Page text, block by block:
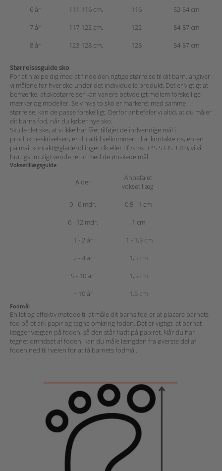
6 år
111-116 cm. 116
52-54 cm.
7 år
117-122 cm. 122
54-57 cm.
8 år
123-128 cm. 128 54-57 cm.
Størrelsesguide sko
For at hjælpe dig med at finde den rigtige størrelse til dit barn, angiver
vi målene for hver sko under det individuelle produkt. Det er vigtigt at
bemærke, at skostørrelser kan variere betydeligt mellem forskellige
mærker og modeller. Selv hvis to sko er markeret med samme
størrelse, kan de passe forskelligt. Derfor anbefaler vi altid, at du måler
dit barns fod, når du køber nye sko.
Skulle det ske, at vi ikke har fået tilføjet de indvendige mål i
produktbeskrivelsen, er du altid velkommen til at kontakte os, enten
på mail kontakt@gladerollinger.dk eller tlf./sms: +45 5335 3310, vi vil
hurtigst muligt vende retur med de ønskede mål.
Voksetillægsguide
Alder
Anbefalet
voksetillæg
0 - 6 mdr.
0,5 - 1 cm
6 - 12 mdr.
1 cm
1 - 2 år
1 - 1,3 cm
2 - 4 år
1,5 cm
5 - 10 år
1,5 cm
+ 10 år
1,5 cm
Fodmål
En let og effektiv metode til at måle dit barns fod er at placere barnets
fod på et ark papir og tegne omkring foden. Det er vigtigt, at barnet
lægger vægten på foden, så den står fladt på papiret. Når du har
tegnet omridset af foden, kan du måle længden fra øverste del af
foden ned til hælen for at få barnets fodmål.